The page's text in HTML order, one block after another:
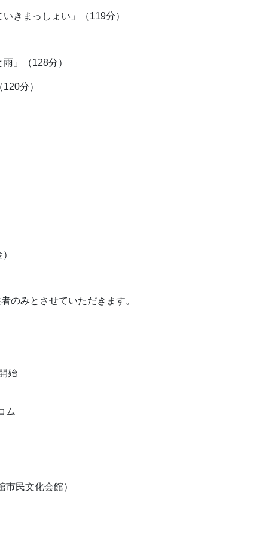
きまっしょい」（119分）
」（128分）
分）
のみとさせていただきます。
始
ム
民文化会館）